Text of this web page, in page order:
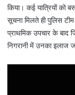
किया। कई यात्रियों को
सूचना मिलते ही पुलिस
प्राथमिक उपचार के बाद
निगरानी में उनका इलाज